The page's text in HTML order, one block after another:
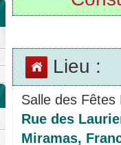
Lieu :
Salle des Fêtes
Rue des
Miramas,